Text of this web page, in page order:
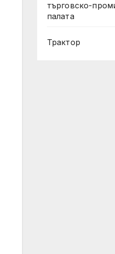
търговско-
палата
Трактор